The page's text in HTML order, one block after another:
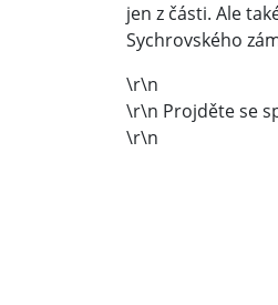
jen z části. Ale
Sychrovského
\r\n
\r\n Projděte se
\r\n